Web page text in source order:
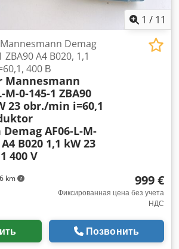
1 / 11
km
Demag
ZBA90 A4 B020, 1,1
400 В
M-0-145-1 ZBA90
23 obr./min i=60,1
AF06-L-M-
B020 1,1 kW 23
400 V
999 €
Фиксированная цена без учета
НДС
Позвонить